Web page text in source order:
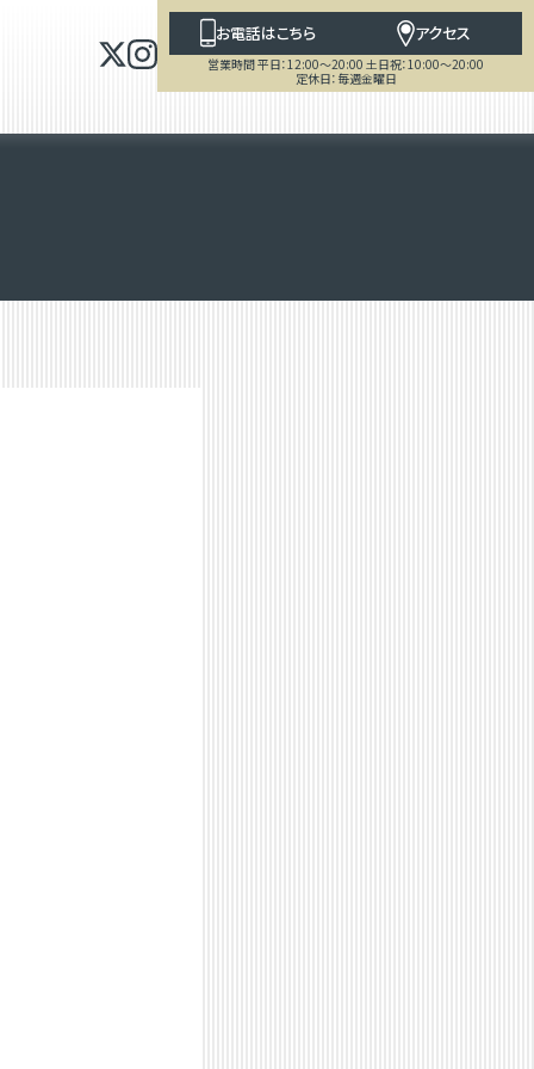
お電話はこちら アクセス
営業時間 平日：12:00～20:00 土日祝：10:00～20:00
定休日：毎週金曜日